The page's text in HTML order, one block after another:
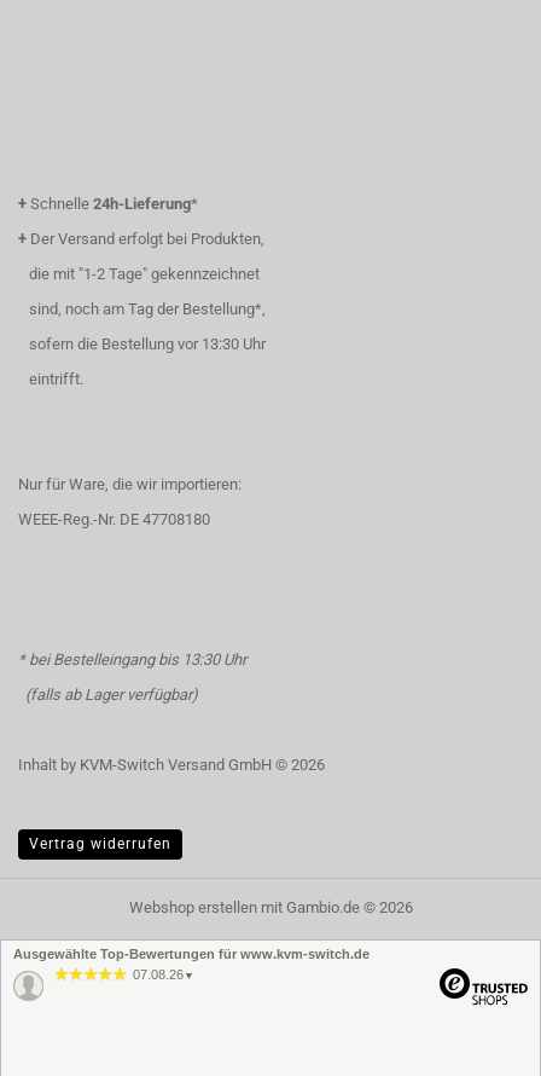
+ Schnelle 24h-Lieferung*
+ Der Versand erfolgt bei Produkten,
die mit "1-2 Tage" gekennzeichnet
sind, noch am Tag der Bestellung*,
sofern die Bestellung vor 13:30 Uhr
eintrifft.
Nur für Ware, die wir importieren:
WEEE-Reg.-Nr. DE 47708180
* bei Bestelleingang bis 13:30 Uhr
(falls ab Lager verfügbar)
Inhalt by KVM-Switch Versand GmbH © 2026
Vertrag widerrufen
Webshop erstellenmit Gambio.de © 2026
Ausgewählte Top-Bewertungen für www.kvm-switch.de
07.08.26 ▼